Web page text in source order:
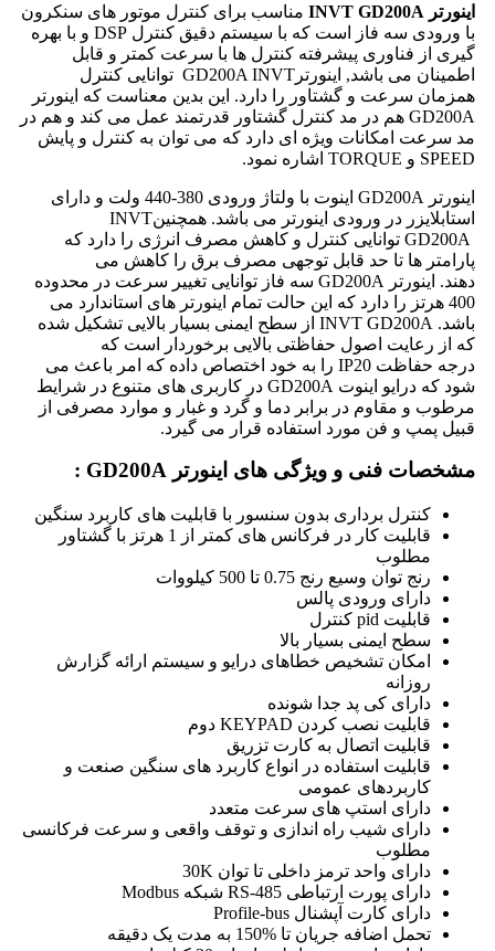
اینورتر INVT GD200A
مناسب برای کنترل موتور های سنکرون
با ورودی سه فاز است که با سیستم دقیق کنترل DSP و با بهره
گیری از فناوری پیشرفته کنترل ها با سرعت کمتر و قابل
اطمینان می باشد, اینورترGD200A INVT توانایی کنترل
همزمان سرعت و گشتاور را دارد. این بدین معناست که اینورتر
GD200A هم در مد کنترل گشتاور قدرتمند عمل می کند و هم در
مد سرعت امکانات ویژه ای دارد که می توان به کنترل و پایش
SPEED و TORQUE اشاره نمود.
اینورتر GD200A
اینوت با ولتاژ ورودی 380-440 ولت و دارای
استابلایزر در ورودی اینورتر می باشد. همچنینINVT
GD200A توانایی کنترل و کاهش مصرف انرژی را دارد که
پارامتر ها تا حد قابل توجهی مصرف برق را کاهش می
دهند. اینورتر
GD200A سه فاز توانایی تغییر سرعت در محدوده
400 هرتز را دارد که این حالت تمام اینورتر های استاندارد می
باشد. INVT GD200A از سطح ایمنی بسیار بالایی تشکیل شده
که از رعایت اصول حفاظتی بالایی برخوردار است که
درجه حفاظت IP20 را به خود اختصاص داده که امر باعث می
شود که درایو اینوت GD200A در کاربری های متنوع در شرایط
مرطوب و مقاوم در برابر دما و گرد و غبار و موارد مصرفی از
قبیل پمپ و فن مورد استفاده قرار می گیرد.
مشخصات فنی و ویژگی های اینورتر GD200A :
کنترل برداری بدون سنسور با قابلیت های کاربرد سنگین
قابلیت کار در فرکانس های کمتر از 1 هرتز با گشتاور
مطلوب
رنج توان وسیع رنج 0.75 تا 500 کیلووات
دارای ورودی پالس
قابلیت pid کنترل
سطح ایمنی بسیار بالا
امکان تشخیص خطاهای درایو و سیستم ارائه گزارش
روزانه
دارای کی پد جدا شونده
قابلیت نصب کردن KEYPAD دوم
قابلیت اتصال به کارت تزریق
قابلیت استفاده در انواع کاربرد های سنگین صنعت و
کاربردهای عمومی
دارای استپ های سرعت متعدد
دارای شیب راه اندازی و توقف واقعی و سرعت فرکانسی
مطلوب
دارای واحد ترمز داخلی تا توان 30K
دارای پورت ارتباطی RS-485 شبکه Modbus
دارای کارت آپشنال Profile-bus
تحمل اضافه جریان تا 150% به مدت یک دقیقه